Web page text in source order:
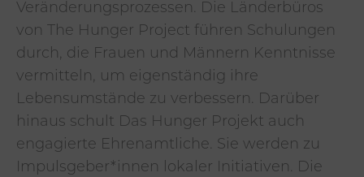
Veränderungsprozessen. Die Länderbüros
von The Hunger Project führen Schulungen
durch, die Frauen und Männern Kenntnisse
vermitteln, um eigenständig ihre
Lebensumstände zu verbessern. Darüber
hinaus schult Das Hunger Projekt auch
engagierte Ehrenamtliche. Sie werden zu
Impulsgeber*innen lokaler Initiativen. Die